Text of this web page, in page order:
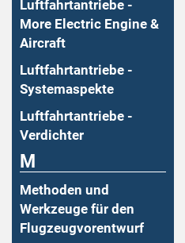
Luftfahrtantriebe -
More Electric Engine &
Aircraft
Luftfahrtantriebe -
Systemaspekte
Luftfahrtantriebe -
Verdichter
M
Methoden und
Werkzeuge für den
Flugzeugvorentwurf